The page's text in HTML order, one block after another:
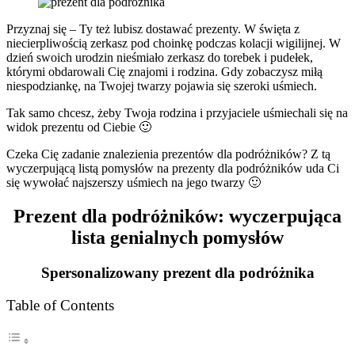
Przyznaj się – Ty też lubisz dostawać prezenty. W święta z
niecierpliwością zerkasz pod choinkę podczas kolacji wigilijnej. W
dzień swoich urodzin nieśmiało zerkasz do torebek i pudełek,
którymi obdarowali Cię znajomi i rodzina. Gdy zobaczysz miłą
niespodziankę, na Twojej twarzy pojawia się szeroki uśmiech.
Tak samo chcesz, żeby Twoja rodzina i przyjaciele uśmiechali się na
widok prezentu od Ciebie 🙂
Czeka Cię zadanie znalezienia prezentów dla podróżników? Z tą
wyczerpującą listą pomysłów na prezenty dla podróżników uda Ci
się wywołać najszerszy uśmiech na jego twarzy 🙂
Prezent dla podróżników: wyczerpująca
lista genialnych pomysłów
Spersonalizowany prezent dla podróżnika
Table of Contents